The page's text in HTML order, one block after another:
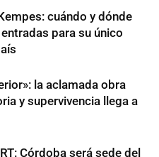
cuándo y dónde
para su único
la aclamada obra
y supervivencia llega a
Córdoba será sede del